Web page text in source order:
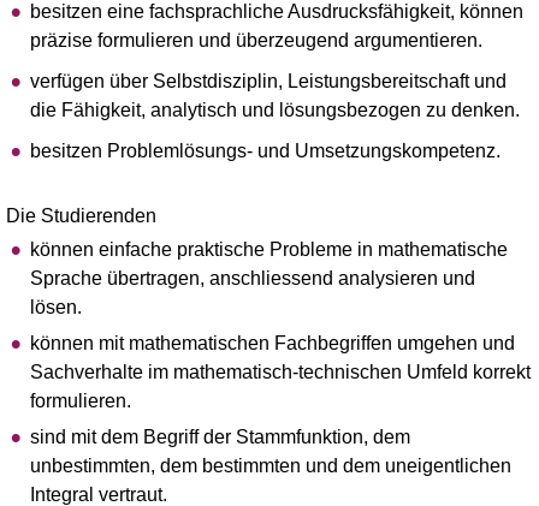
besitzen eine fachsprachliche Ausdrucksfähigkeit, können
präzise formulieren und überzeugend argumentieren.
verfügen über Selbstdisziplin, Leistungsbereitschaft und
die Fähigkeit, analytisch und lösungsbezogen zu denken.
besitzen Problemlösungs- und Umsetzungskompetenz.
Die Studierenden
können einfache praktische Probleme in mathematische
Sprache übertragen, anschliessend analysieren und
lösen.
können mit mathematischen Fachbegriffen umgehen und
Sachverhalte im mathematisch-technischen Umfeld korrekt
formulieren.
sind mit dem Begriff der Stammfunktion, dem
unbestimmten, dem bestimmten und dem uneigentlichen
Integral vertraut.